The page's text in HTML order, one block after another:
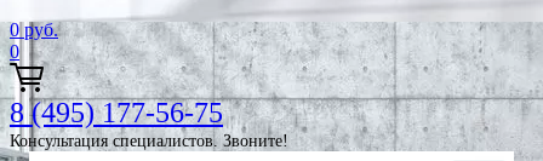
0 руб.
0
8 (495) 177-56-75
Консультация специалистов. Звоните!